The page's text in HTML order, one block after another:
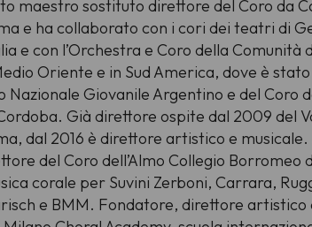
maestro sostituto direttore del Coro da
e ha collaborato con i cori dei teatri di
e con l’Orchestra e Coro della Comunità
Oriente e in Sud America, dove è
Nazionale Giovanile Argentino e del Coro
Già direttore ospite dal 2009 del
dal 2016 è direttore artistico e
del Coro dell’Almo Collegio Borromeo
corale per Suvini Zerboni, Carrara,
e BMM. Fondatore, direttore artistico